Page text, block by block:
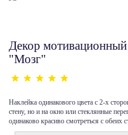
Декор
"Мозг"
Наклейка одинакового цвета с 2-х
стену, но и на окно или стеклянные
одинаково красиво смотреться с обеих